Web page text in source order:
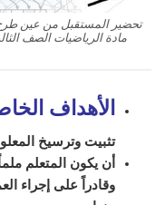
مادة الرياضيات الصف الثالث
الأهداف
تثبيت وترسيخ
أن يكون المتعلم
وقادراً على إجراء